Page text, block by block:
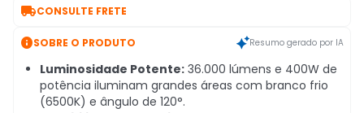
CONSULTE FRETE
SOBRE O PRODUTO Resumo gerado por IA
Luminosidade Potente: 36.000 lúmens e 400W de
potência iluminam grandes áreas com branco frio
(6500K) e ângulo de 120°.